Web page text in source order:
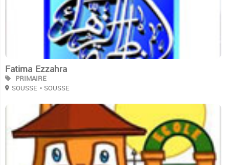
Fatima Ezzahra
PRIMAIRE
SOUSSE • SOUSSE